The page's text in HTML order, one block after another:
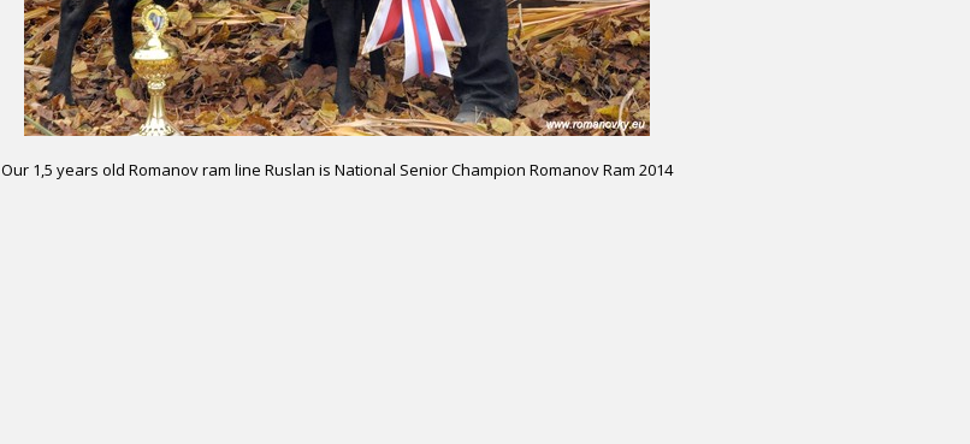
Our 1,5 years old Romanov ram line Ruslan is National Senior Champion Romanov Ram 2014